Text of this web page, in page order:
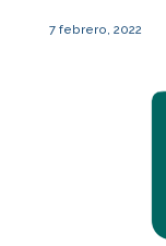
7 febrero, 2022